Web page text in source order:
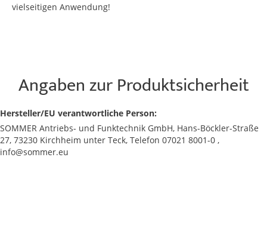
vielseitigen Anwendung!
Angaben zur Produktsicherheit
Hersteller/EU verantwortliche Person:
SOMMER Antriebs- und Funktechnik GmbH, Hans-Böckler-Straße
27, 73230 Kirchheim unter Teck, Telefon 07021 8001-0 ,
info@sommer.eu